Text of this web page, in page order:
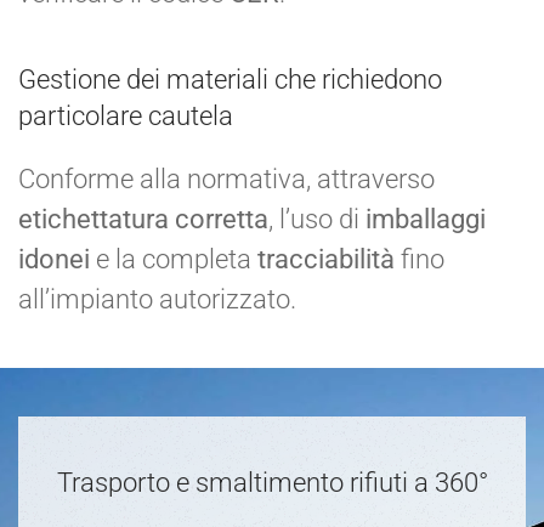
Gestione dei materiali che richiedono
particolare cautela
Conforme alla normativa, attraverso
etichettatura corretta, l’uso di imballaggi
idonei e la completa tracciabilità fino
all’impianto autorizzato.
Trasporto e smaltimento rifiuti a 360°